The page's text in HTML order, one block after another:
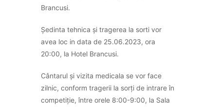
Brancusi.
Ședinta tehnica și tragerea la sorti vor
avea loc in data de 25.06.2023, ora
20:00, la Hotel Brancusi.
Cântarul și vizita medicala se vor face
zilnic, conform tragerii la sorți de intrare în
competiție, între orele 8:00-9:00, la Sala